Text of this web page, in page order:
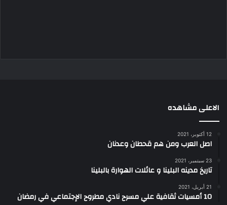
الاعلى مشاهده
12 أكتوبر، 2021
اصل العرب ومن هم قحطان وعدنان
23 سبتمبر، 2021
تاريخ مدينه البلينا و عائلات الهوارة بالبلينا
21 أبريل، 2021
10 أمسيات ثقافية علي مسرح نادي مطروح الإجتماعي في رمضان